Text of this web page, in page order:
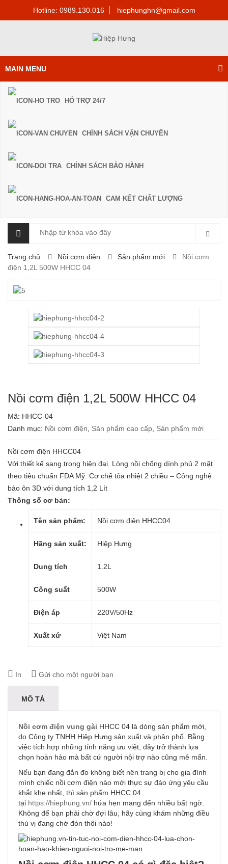
Hotline: 0989.130.016 hiephunghn@gmail.com
MAIN MENU
HỖ TRỢ 24/7
CHÍNH SÁCH VẬN CHUYỂN
CHÍNH SÁCH BẢO HÀNH
CAM KẾT CHẤT LƯỢNG
Trang chủ Nồi cơm điện Sản phẩm mới
Nồi cơm
điện 1,2L 500W HHCC 04
Nồi cơm điện 1,2L 500W HHCC 04
Mã: HHCC-04
Danh mục: Nồi cơm điện Sản phẩm cao cấp Sản phẩm mới
Nồi cơm điện HHCC04
Với thiết kế sang trọng hiện đại. Lòng nồi chống dính phủ 2 mặt
theo tiêu chuẩn FDA Mỹ. Cơ chế tỏa nhiệt 2 chiều – Công nghệ
bảo ôn 3D với dung tích 1,2 Lít
Thông số cơ bản:
Tên sản phẩm: Nồi cơm điện HHCC04
Hãng sản xuất: Hiệp Hưng
Dung tích 1.2L
Công suất 500W
Điện áp 220V/50Hz
Xuất xứ Việt Nam
In Gửi cho một người bạn
MÔ TẢ
Nồi cơm điện vung gài HHCC 04 là dòng sản phẩm mới,
do Công ty TNHH Hiệp Hưng sản xuất và phân phố. Bằng
việc tích hợp những tính năng ưu việt, đây trở thành lựa
chọn hoàn hảo mà bất cứ người nội trợ nào cũng mê mẩn.
Nếu bạn đang đắn đo không biết nên trang bị cho gia đình
mình chiếc nồi cơm điện nào mới thực sự đáo ứng yêu cầu
khắt khe nhất, thì sản phẩm HHCC 04
tại https://hiephung.vn/ hứa hẹn mang đến nhiều bất ngờ.
Không để bạn phải chờ đợi lâu, hãy cùng khám những điều
thú vị đang chờ đón thôi nào!